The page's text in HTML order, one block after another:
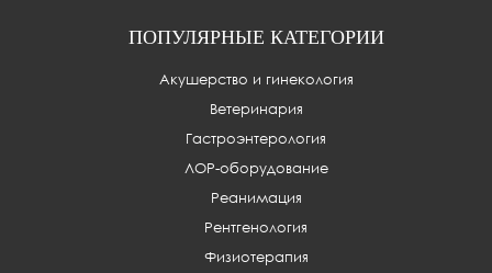
ПОПУЛЯРНЫЕ КАТЕГОРИИ
Акушерство и гинекология
Ветеринария
Гастроэнтерология
ЛОР-оборудование
Реанимация
Рентгенология
Физиотерапия